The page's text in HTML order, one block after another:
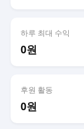
하루 최대 수익
0원
후원 활동
0원